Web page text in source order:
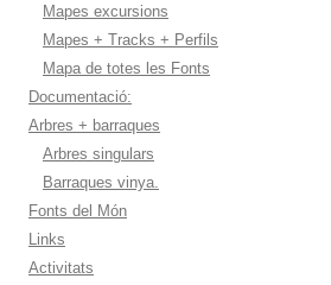
Mapes excursions
Mapes + Tracks + Perfils
Mapa de totes les Fonts
Documentació:
Arbres + barraques
Arbres singulars
Barraques vinya.
Fonts del Món
Links
Activitats